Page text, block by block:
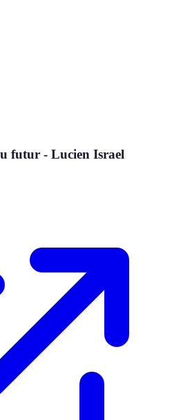
futur - Lucien Israel